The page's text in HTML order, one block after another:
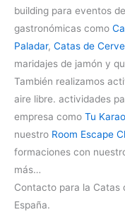
building para eventos
gastronómicas como
Paladar, Catas de
maridajes de jamón y
También realizamos
aire libre. actividades
empresa como Tu
nuestro Room Escape
formaciones con
más…
Contacto para la Catas
España.